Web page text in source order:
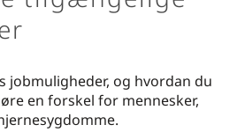
jobmuligheder, og hvordan du
en forskel for mennesker,